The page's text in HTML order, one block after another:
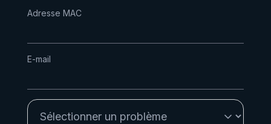
Adresse MAC
E-mail